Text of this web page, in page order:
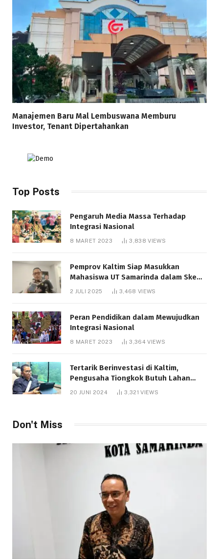
Manajemen Baru Mal Lembuswana Memburu
Investor, Tenant Dipertahankan
Top Posts
Pengaruh Media Massa Terhadap
Integrasi Nasional
8 MARET 2023 3,838VIEWS
Pemprov Kaltim Siap Masukkan
Mahasiswa UT Samarinda dalam Skema
Bantuan Pendidikan Gratispol
2 JULI 2025 3,468 VIEWS
Peran Pendidikan dalam Mewujudkan
Integrasi Nasional
8 MARET 2023 3,364VIEWS
Tertarik Berinvestasi di Kaltim,
Pengusaha Tiongkok Butuh Lahan
1.000 Hektare
20 JUNI 2024 3,321VIEWS
Don't Miss